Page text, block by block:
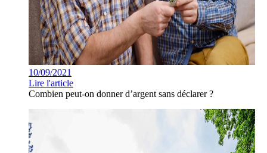
10/09/2021
Lire l'article
Combien peut-on donner d’argent sans déclarer ?